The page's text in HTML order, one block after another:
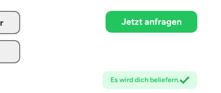
Jetzt anfragen
Es wird dichbeliefern.